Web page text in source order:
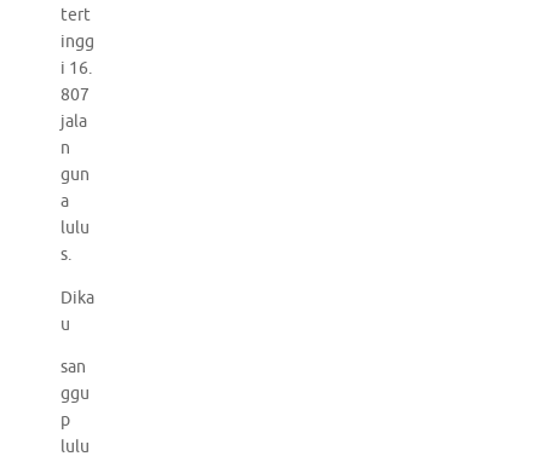
tert
ingg
i 16.
807
jala
n
gun
a
lulu
s.
Dika
u
san
ggu
p
lulu